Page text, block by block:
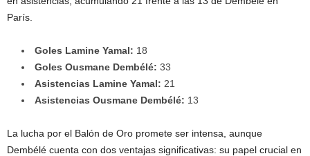
París.
Goles Lamine Yamal: 18
Goles Ousmane Dembélé: 33
Asistencias Lamine Yamal: 21
Asistencias Ousmane Dembélé: 13
La lucha por el Balón de Oro promete ser intensa, aunque
Dembélé cuenta con dos ventajas significativas: su papel crucial en